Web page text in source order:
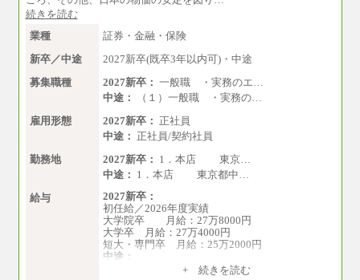
■事務コース
短大・専門卒 月給24.0万円
※上記全てのコースにおいて、退職金前払給：
一律3.7万円を含む
※試用期間中も給与に変更はございません
上記の新卒給与を下限に、これまでの経験・ス
キルを考慮し、当社規定に従って決定いたしま
す。
続きを読む
業種
証券・金融・保険
新卒／中途
2027新卒(既卒3年以内可)・中途
募集職種
2027新卒： 一般職 ・実務のエ…
中途：
（１）一般職 ・実務の…
雇用形態
2027新卒： 正社員
中途： 正社員/契約社員
勤務地
2027新卒： 1．本店 東京…
中途： 1．本店 東京都中…
給与
2027新卒：
初任給／2026年度実績
大学院卒 月給：27万8000円
大学卒 月給：27万4000円
短大・専門卒 月給：25万2000円
中途：
（１）（２）共通+ 続きを読む